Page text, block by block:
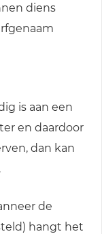
diens
is aan een
en daardoor
dan kan
de
hangt het